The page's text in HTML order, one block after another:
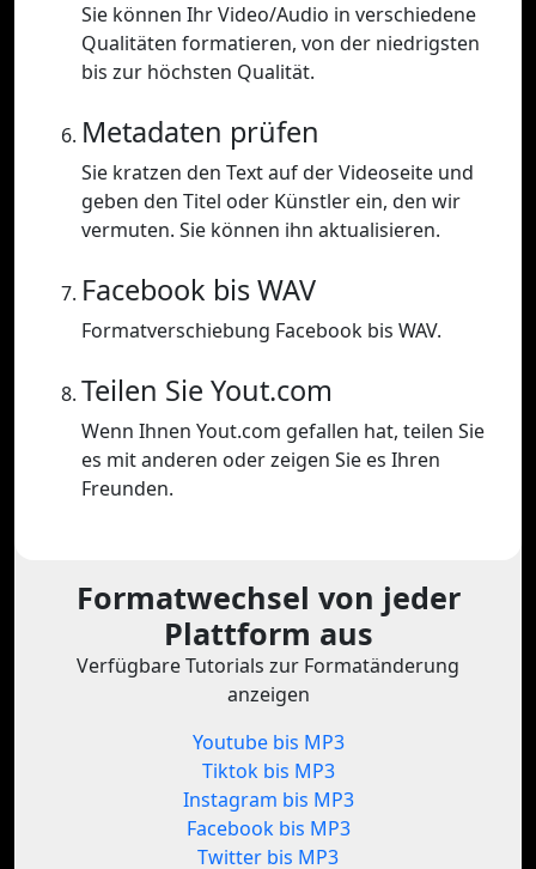
Sie können Ihr Video/Audio in verschiedene
Qualitäten formatieren, von der niedrigsten
bis zur höchsten Qualität.
Metadaten prüfen
Sie kratzen den Text auf der Videoseite und
geben den Titel oder Künstler ein, den wir
vermuten. Sie können ihn aktualisieren.
Facebook bis WAV
Formatverschiebung Facebook bis WAV.
Teilen Sie Yout.com
Wenn Ihnen Yout.com gefallen hat, teilen Sie
es mit anderen oder zeigen Sie es Ihren
Freunden.
Formatwechsel von jeder
Plattform aus
Verfügbare Tutorials zur Formatänderung
anzeigen
Youtube bis MP3
Tiktok bis MP3
Instagram bis MP3
Facebook bis MP3
Twitter bis MP3